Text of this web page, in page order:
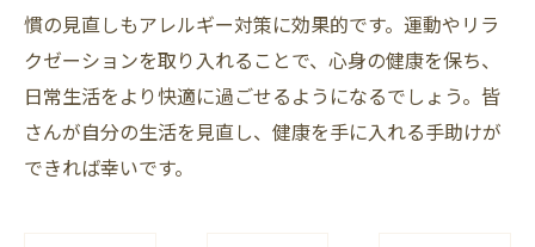
慣の見直しもアレルギー対策に効果的です。運動やリラ
クゼーションを取り入れることで、心身の健康を保ち、
日常生活をより快適に過ごせるようになるでしょう。皆
さんが自分の生活を見直し、健康を手に入れる手助けが
できれば幸いです。